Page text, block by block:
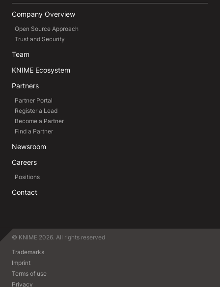
Company Overview
Open Source Approach
Trust and Security
Team
KNIME Ecosystem
Partners
Partner Portal
Register a Lead
Become a Partner
Find a Partner
Newsroom
Careers
Positions
Contact
© KNIME 2026. All rights reserved
Trademarks
Imprint
Terms of use
Privacy